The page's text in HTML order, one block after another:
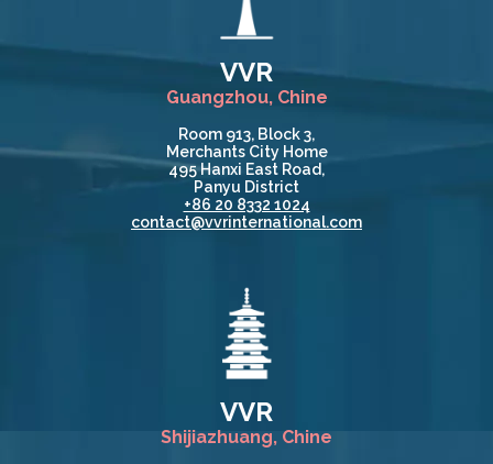
VVR
Guangzhou, Chine
Room 913, Block 3,
Merchants City Home
495 Hanxi East Road,
Panyu District
+86 20 8332 1024
contact@vvrinternational.com
VVR
Shijiazhuang, Chine